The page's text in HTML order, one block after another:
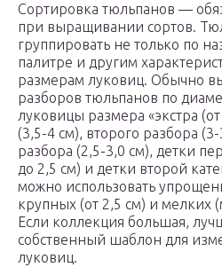
Сортировка тюльпанов —
при выращивании сортов.
группировать не только по
палитре и другим
размерам луковиц. Обычно
разборов тюльпанов по
луковицы размера «экстра
(3,5-4 см), второго разбора (3-
разбора (2,5-3,0 см), детки
до 2,5 см) и детки второй
можно использовать
крупных (от 2,5 см) и мелких
Если коллекция большая,
собственный шаблон для
луковиц.